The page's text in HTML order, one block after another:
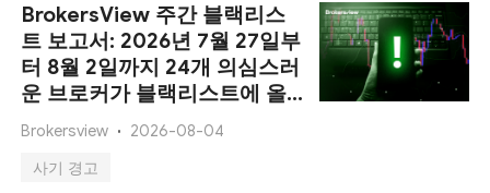
BrokersView 주간 블랙리스
트 보고서: 2026년 7월 27일부
터 8월 2일까지 24개 의심스러
운 브로커가 블랙리스트에 올
랐습니다
Brokersview
2026-08-04
사기 경고